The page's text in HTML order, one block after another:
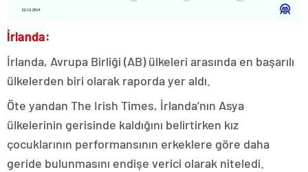
İrlanda:
İrlanda, Avrupa Birliği (AB) ülkeleri arasında en başarılı
ülkelerden biri olarak raporda yer aldı.
Öte yandan The Irish Times, İrlanda’nın Asya
ülkelerinin gerisinde kaldığını belirtirken kız
çocuklarının performansının erkeklere göre daha
geride bulunmasını endişe verici olarak niteledi.